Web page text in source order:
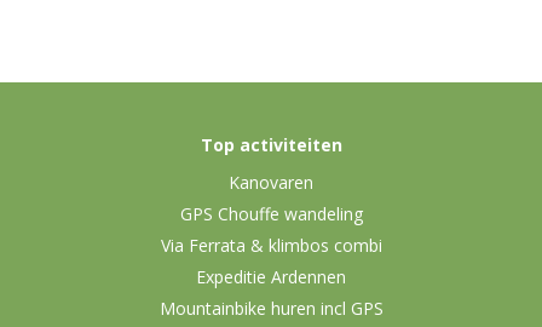
Top activiteiten
Kanovaren
GPS Chouffe wandeling
Via Ferrata & klimbos combi
Expeditie Ardennen
Mountainbike huren incl GPS